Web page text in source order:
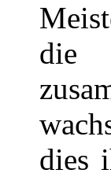
die
dies